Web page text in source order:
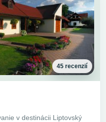
45 recenzií
v destinácii Liptovský